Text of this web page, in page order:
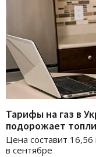
Тарифы на газ в
подорожает
Цена составит
в сентябре